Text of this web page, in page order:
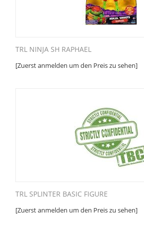
TRL NINJA SH RAPHAEL
[Zuerst anmelden um den Preis zu sehen]
TRL SPLINTER BASIC FIGURE
[Zuerst anmelden um den Preis zu sehen]